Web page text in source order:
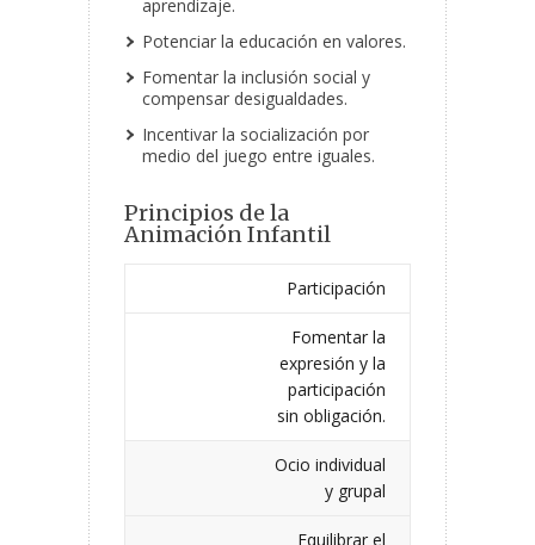
aprendizaje.
Potenciar la educación en valores.
Fomentar la inclusión social y
compensar desigualdades.
Incentivar la socialización por
medio del juego entre iguales.
Principios de la
Animación Infantil
Participación
Fomentar la
expresión y la
participación
sin obligación.
Ocio individual
y grupal
Equilibrar el